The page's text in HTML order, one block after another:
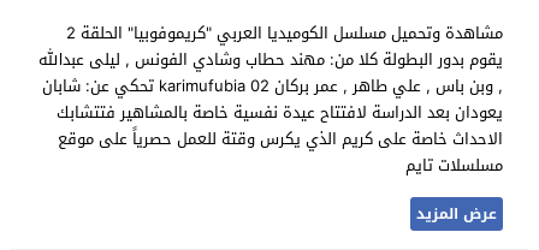
مشاهدة وتحميل مسلسل الكوميديا العربي "كريموفوبيا" الحلقة 2
يقوم بدور البطولة كلا من: مهند حطاب وشادي الفونس , ليلى عبدالله
, وبن باس , علي طاهر , عمر بركان karimufubia 02 تحكي عن: شابان
يعودان بعد الدراسة لافتتاح عيدة نفسية خاصة بالمشاهير فتتشابك
الاحداث خاصة على كريم الذي يكرس وقتة للعمل حصرياً على موقع
مسلسلات تايم
عرض المزيد